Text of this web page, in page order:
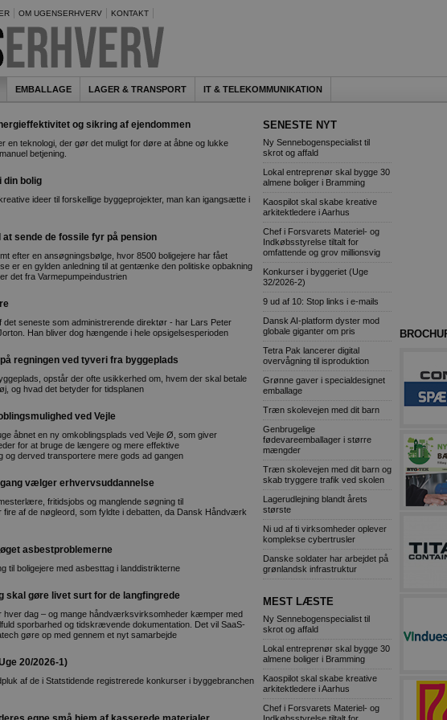
OM UGENSERHVERV KONTAKT
EMBALLAGE LAGER & TRANSPORT IT & TELEKOMMUNIKATION
og sikring af ejendommen
en teknologi, der gør det muligt for døre at åbne og lukke
betjening.
din bolig
ideer til forskellige byggeprojekter, man kan igangsætte i
sende de fossile fyr på pension
efter en ansøgningsbølge, hvor 8500 boligejere har fået
er en gylden anledning til at gentænke den politiske opbakning
det fra Varmepumpeindustrien
det seneste som administrerende direktør - har Lars Peter
Han bliver dog hængende i hele opsigelsesperioden
regningen ved tyveri fra byggeplads
opstår der ofte usikkerhed om, hvem der skal betale
og hvad det betyder for tidsplanen
ved Vejle
åbnet en ny omkoblingsplads ved Vejle Ø, som giver
for at bruge de længere og mere effektive
og derved transportere mere gods ad gangen
vælger erhvervsuddannelse
fritidsjobs og manglende søgning til
af de nøgleord, som fyldte i debatten, da Dansk Håndværk
asbestproblemerne
til boligejere med asbesttag i landdistrikterne
skal gøre livet surt for de langfingrede
hver dag – og mange håndværksvirksomheder kæmper med
sporbarhed og tidskrævende dokumentation. Det vil SaaS-
gøre op med gennem et nyt samarbejde
20/2026-1)
af de i Statstidende registrerede konkurser i byggebranchen
SENESTE NYT
Ny Sennebogenspecialist til
skrot og affald
Lokal entreprenør skal bygge 30
almene boliger i Bramming
Kaospilot skal skabe kreative
arkitektledere i Aarhus
Chef i Forsvarets Materiel- og
Indkøbsstyrelse tiltalt for
omfattende og grov millionsvig
Konkurser i byggeriet (Uge
32/2026-2)
9 ud af 10: Stop links i e-mails
Dansk AI-platform dyster mod
globale giganter om pris
Tetra Pak lancerer digital
overvågning til isproduktion
Grønne gaver i specialdesignet
emballage
Træn skolevejen med dit barn
Genbrugelige
fødevareemballager i større
mængder
Træn skolevejen med dit barn og
skab tryggere trafik ved skolen
Lagerudlejning blandt årets
største
Ni ud af ti virksomheder oplever
komplekse cybertrusler
Danske soldater har arbejdet på
grønlandsk infrastruktur
MEST LÆSTE
Ny Sennebogenspecialist til
skrot og affald
Lokal entreprenør skal bygge 30
almene boliger i Bramming
Kaospilot skal skabe kreative
arkitektledere i Aarhus
Chef i Forsvarets Materiel- og